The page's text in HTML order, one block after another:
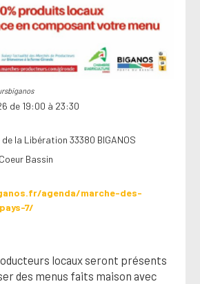
de 19:00 à 23:30
la Libération 33380 BIGANOS
Bassin
agenda/marche-des-
7/
locaux seront présents
des menus faits maison avec